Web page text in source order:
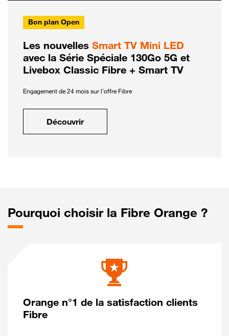
Bon plan Open
Les nouvelles Smart TV Mini LED
avec la Série Spéciale 130Go 5G et
Livebox Classic Fibre + Smart TV
Engagement de 24 mois sur l'offre Fibre
Découvrir
Pourquoi choisir la Fibre Orange ?
Orange n°1 de la satisfaction clients
Fibre